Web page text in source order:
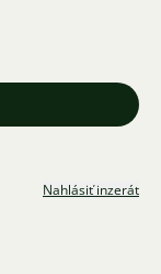
Nahlásiť inzerát